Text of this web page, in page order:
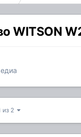
WITSON
из 2